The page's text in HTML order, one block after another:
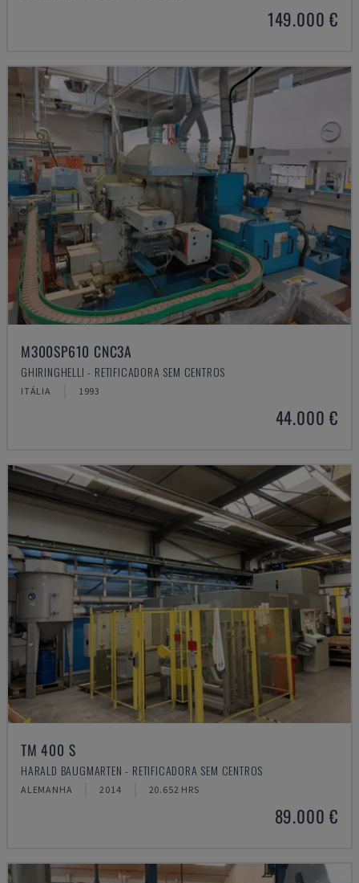
149.000 €
M300SP610 CNC3A
GHIRINGHELLI - RETIFICADORA SEM CENTROS
ITÁLIA 1993
44.000 €
TM 400 S
HARALD BAUGMARTEN - RETIFICADORA SEM CENTROS
ALEMANHA 2014 20.652 HRS
89.000 €